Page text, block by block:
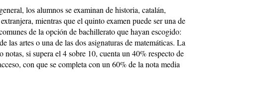
los alumnos se examinan de historia, catalán,
mientras que el quinto examen puede ser una de
de la opción de bachillerato que hayan escogido:
las artes o una de las dos asignaturas de matemáticas. La
notas, si supera el 4 sobre 10, cuenta un 40% respecto de
con que se completa con un 60% de la nota media